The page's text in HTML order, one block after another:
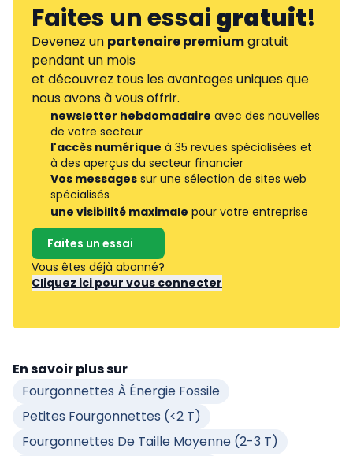
Faites un essaigratuit!
Devenez un partenaire premiumgratuit
pendant un mois
et découvrez tous les avantages uniques que
nous avons à vous offrir.
newsletter hebdomadaire avec des nouvelles
de votre secteur
l'accès numérique à 35 revues spécialisées et
à des aperçus du secteur financier
Vos messages sur une sélection de sites web
spécialisés
une visibilité maximale pour votre entreprise
Faites un essai
Vous êtes déjà abonné?
Cliquez ici pour vous connecter
En savoir plus sur
Fourgonnettes À Énergie Fossile
Petites Fourgonnettes (<2 T)
Fourgonnettes De Taille Moyenne (2-3 T)